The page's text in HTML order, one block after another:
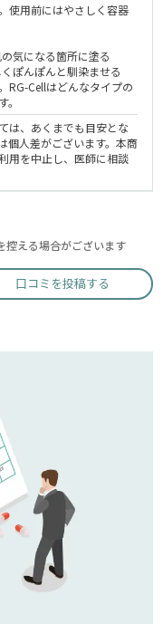
使用前にはやさしく容器
気になる箇所に塗る
ぽんぽんと馴染ませる
RG-Cellはどんなタイプの
は、あくまでも目安とな
個人差がございます。本商
用を中止し、医師に相談
える場合がございます
口コミを投稿する